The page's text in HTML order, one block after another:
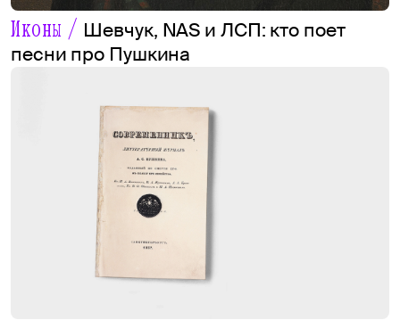
Иконы / Шевчук, NAS и ЛСП: кто поет
песни про Пушкина